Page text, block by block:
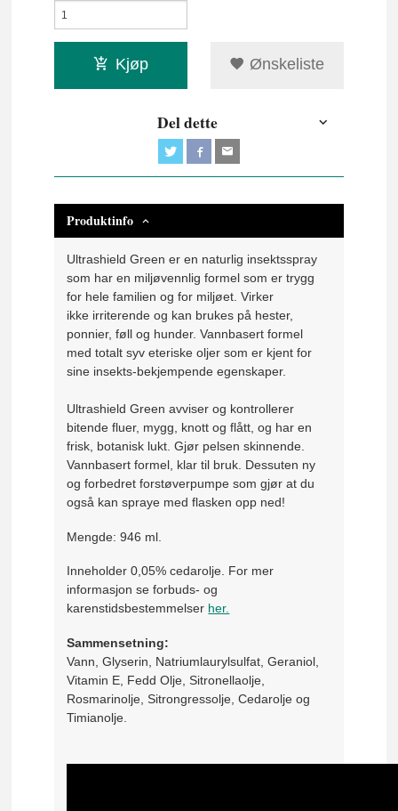
Kjøp Ønskeliste
Del dette
Produktinfo
Ultrashield Green er en naturlig insektsspray
som har en miljøvennlig formel som er trygg
for hele familien og for miljøet. Virker
ikke irriterende og kan brukes på hester,
ponnier, føll og hunder. Vannbasert formel
med totalt syv eteriske oljer som er kjent for
sine insekts-bekjempende egenskaper.
Ultrashield Green avviser og kontrollerer
bitende fluer, mygg, knott og flått, og har en
frisk, botanisk lukt. Gjør pelsen skinnende.
Vannbasert formel, klar til bruk. Dessuten ny
og forbedret forstøverpumpe som gjør at du
også kan spraye med flasken opp ned!
Mengde: 946 ml.
Inneholder 0,05% cedarolje. For mer
informasjon se forbuds- og
karenstidsbestemmelser her.
Sammensetning:
Vann, Glyserin, Natriumlaurylsulfat, Geraniol,
Vitamin E, Fedd Olje, Sitronellaolje,
Rosmarinolje, Sitrongressolje, Cedarolje og
Timianolje.